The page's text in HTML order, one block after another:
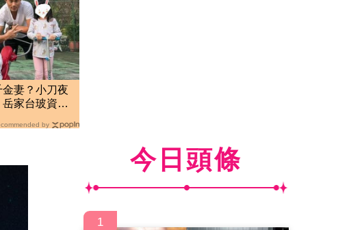
妻？小刀夜
家台玻資產
by
今日頭條
1